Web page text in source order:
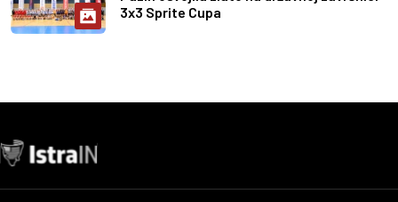
3x3 Sprite Cupa